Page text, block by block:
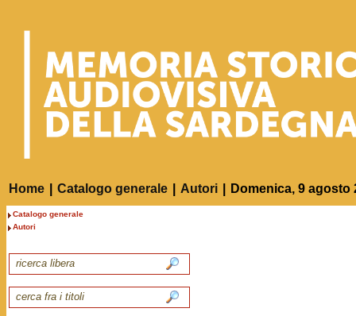
Home Catalogo generale Autori Domenica, 9 agosto
Catalogo generale
Autori